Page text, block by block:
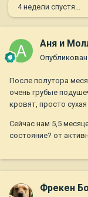
4 недели спустя...
Аня и
После полутора
очень грубые
кровят, просто
Сейчас нам 5,5
состояние? от
Фрекен